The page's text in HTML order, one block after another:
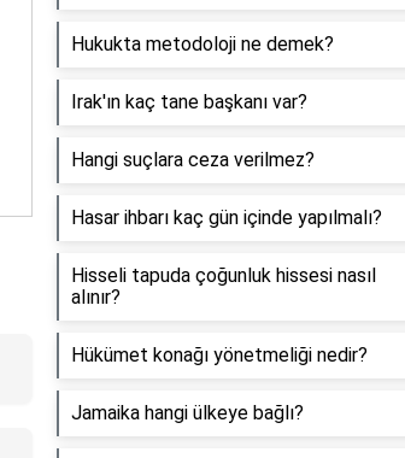
Hukukta metodoloji ne demek?
Irak'ın kaç tane başkanı var?
Hangi suçlara ceza verilmez?
Hasar ihbarı kaç gün içinde yapılmalı?
Hisseli tapuda çoğunluk hissesi nasıl
alınır?
Hükümet konağı yönetmeliği nedir?
Jamaika hangi ülkeye bağlı?